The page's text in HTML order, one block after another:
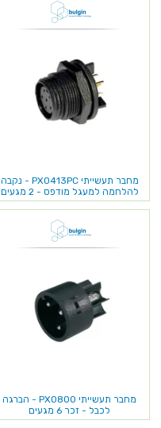
מחבר תעשייתי PX0413PC - נקבה
להלחמה למעגל מודפס - 2 מגעים
מחבר תעשייתי PX0800 - הברגה
לכבל - זכר 6 מגעים